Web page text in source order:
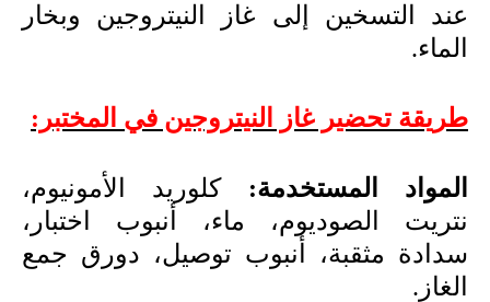
عند التسخين إلى غاز النيتروجين وبخار
الماء.
طريقة تحضير غاز النيتروجين في المختبر:
المواد المستخدمة: كلوريد الأمونيوم،
نتريت الصوديوم، ماء، أنبوب اختبار،
سدادة مثقبة، أنبوب توصيل، دورق جمع
الغاز.